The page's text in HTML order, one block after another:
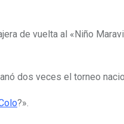
de vuelta al «Niño
dos veces el torneo
?».